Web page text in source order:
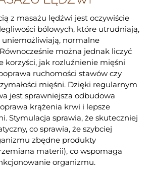
z masażu lędźwi jest oczywiście
bólowych, które utrudniają,
normalne
można jednak liczyć
korzyści, jak rozluźnienie mięśni
ruchomości stawów czy
mięśni. Dzięki regularnym
jest sprawniejsza odbudowa
krążenia krwi i lepsze
Stymulacja sprawia, że skuteczniej
co sprawia, że szybciej
zbędne produkty
materii), co wspomaga
organizmu.